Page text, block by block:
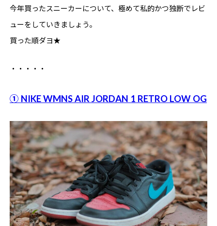
今年買ったスニーカーについて、極めて私的かつ独断でレビ
ューをしていきましょう。
買った順ダヨ★
・・・・・
① NIKE WMNS AIR JORDAN 1 RETRO LOW OG